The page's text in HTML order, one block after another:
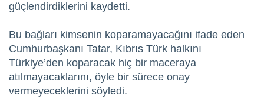
güçlendirdiklerini kaydetti.
Bu bağları kimsenin koparamayacağını ifade eden
Cumhurbaşkanı Tatar, Kıbrıs Türk halkını
Türkiye’den koparacak hiç bir maceraya
atılmayacaklarını, öyle bir sürece onay
vermeyeceklerini söyledi.